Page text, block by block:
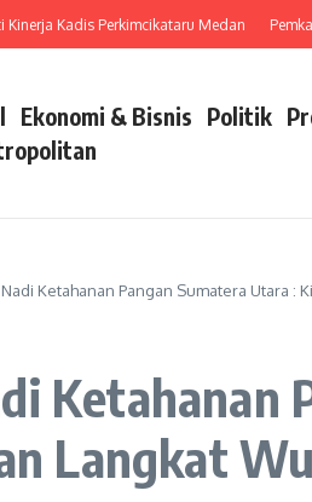
Kadis Perkimcikataru Medan Pemkab
Ekonomi & Bisnis Politik
Ketahanan Pangan Sumatera Utara
Ketahanan
Langkat